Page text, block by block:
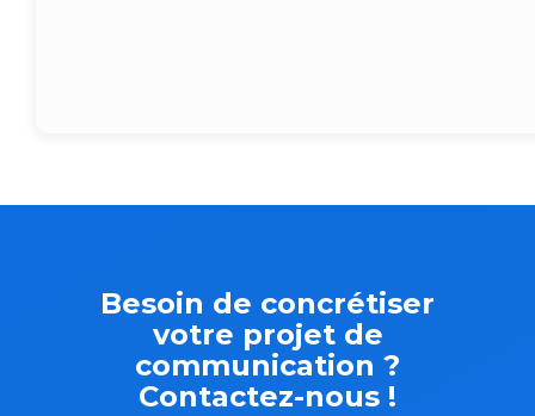
Besoin de concrétiser
votre projet de
communication ?
Contactez-nous !